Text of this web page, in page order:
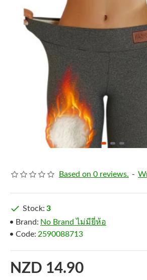
Based on 0 reviews. -
NZD 14.90
Stock: 3
Brand: No Brand ไม่มียี่ห้อ
Code: 2590088713